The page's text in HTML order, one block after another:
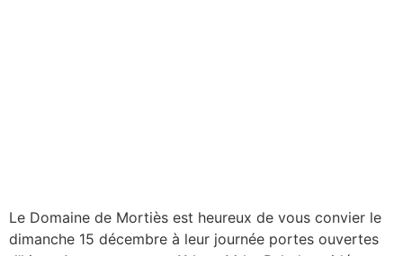
Le Domaine de Mortiès est heureux de vous convier le
dimanche 15 décembre à leur journée portes ouvertes